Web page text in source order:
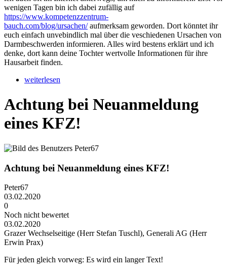
wenigen Tagen bin ich dabei zufällig auf
https://www.kompetenzzentrum-
bauch.com/blog/ursachen/aufmerksam geworden. Dort könntet ihr
euch einfach unvebindlich mal über die veschiedenen Ursachen von
Darmbeschwerden informieren. Alles wird bestens erklärt und ich
denke, dort kann deine Tochter wertvolle Informationen für ihre
Hausarbeit finden.
weiterlesen
Achtung bei Neuanmeldung
eines KFZ!
Achtung bei Neuanmeldung eines KFZ!
Peter67
03.02.2020
0
Noch nicht bewertet
03.02.2020
Grazer Wechselseitige (Herr Stefan Tuschl), Generali AG (Herr
Erwin Prax)
Für jeden gleich vorweg: Es wird ein langer Text!